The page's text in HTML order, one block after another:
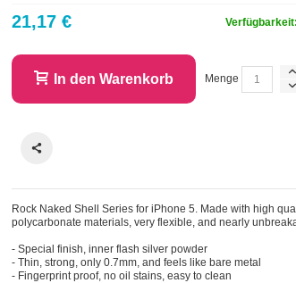
21,17 €
Menge
In den Warenkorb
Rock Naked Shell Series for iPhone 5. Made with high
polycarbonate materials, very flexible, and nearly
- Special finish, inner flash silver powder
- Thin, strong, only 0.7mm, and feels like bare metal
- Fingerprint proof, no oil stains, easy to clean